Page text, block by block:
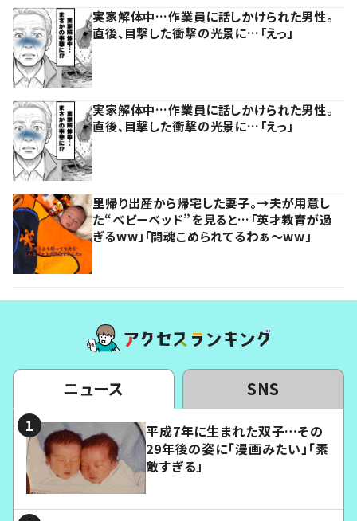
実家解体中…作業員に話しかけられた男性。
直後、目撃した衝撃の光景に…「えっ」
実家解体中…作業員に話しかけられた男性。
直後、目撃した衝撃の光景に…「えっ」
里帰り出産から帰宅した妻子。→夫が用意し
た“ベビーベッド”を見ると…「英才教育が過
ぎるww」「闘魂こめられてるわぁ～ww」
ニュース SNS
平成7年に生まれた双子…その
29年後の姿に「漫画みたい」「素
敵すぎる」